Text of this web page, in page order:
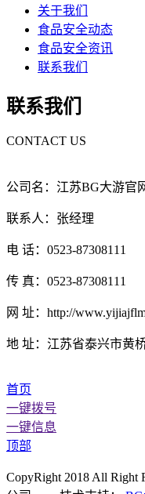
关于我们
食品安全动态
食品安全资讯
联系我们
联系我们
CONTACT US
公司名：江苏BG大游官
联系人：张经理
电 话：0523-87308111
传 真：0523-87308111
网 址：http://
地 址：江苏省泰兴市黄
首页
一键拨号
一键信息
顶部
CopyRight 2018 All Right